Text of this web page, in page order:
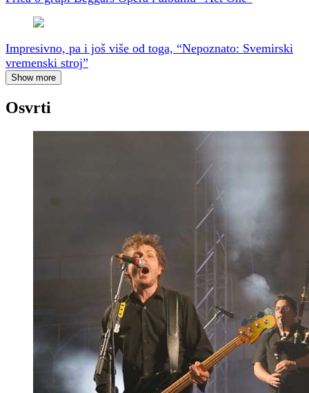
Impresivno, pa i još više od toga, “Nepoznato: Svemirski
vremenski stroj”
Show more
Osvrti